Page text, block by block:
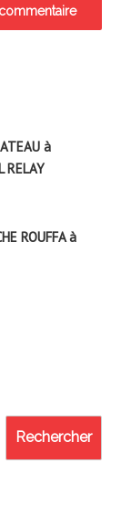
à
RELAY
ROUFFA à
Rechercher